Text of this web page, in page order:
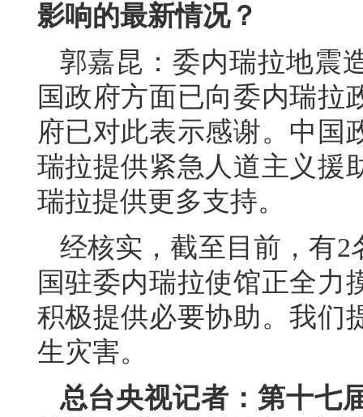
影响的最新情况？
郭嘉昆：委内瑞拉地震
国政府方面已向委内瑞拉
府已对此表示感谢。中国
瑞拉提供紧急人道主义援
瑞拉提供更多支持。
经核实，截至目前，有
国驻委内瑞拉使馆正全力
积极提供必要协助。我们
生灾害。
总台央视记者：第十七